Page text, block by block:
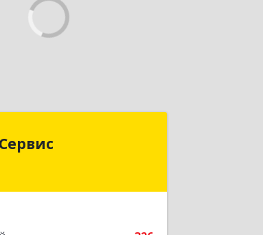
обл, Серпухов г,